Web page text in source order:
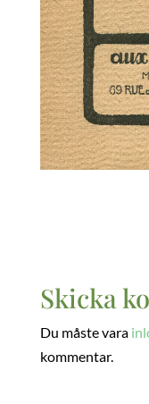
Skicka
Du måste vara
kommentar.